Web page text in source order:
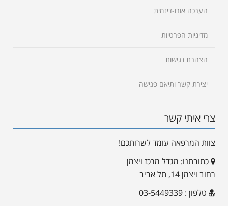
הערכה אורו-דינמית
מדיניות הפרטיות
הצהרת נגישות
יצירת קשר ותיאם פגישה
צרי איתי קשר
צוות המרפאה עומד לשרותכם!
כתובתנו: מגדל מרכז ויצמן
רחוב ויצמן 14, תל אביב
טלפון : 03-5449339